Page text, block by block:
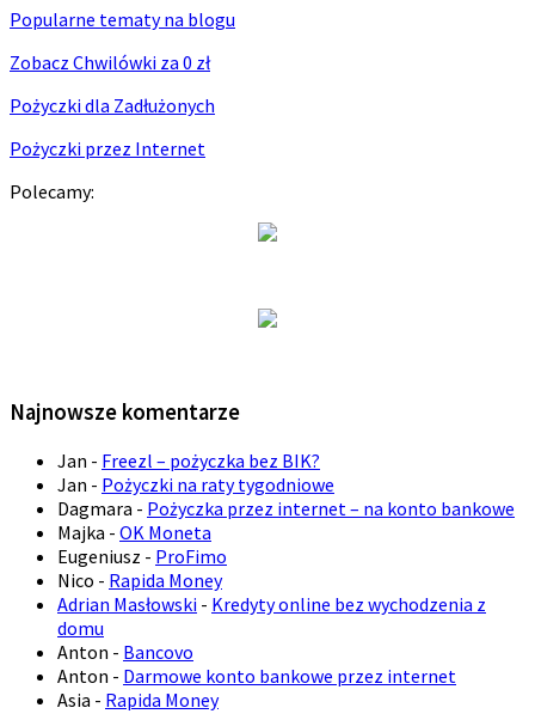
Popularne tematy na blogu
Zobacz Chwilówki za 0 zł
Pożyczki dla Zadłużonych
Pożyczki przez Internet
Polecamy:
Najnowsze komentarze
Jan - Freezl – pożyczka bez BIK?
Jan - Pożyczki na raty tygodniowe
Dagmara - Pożyczka przez internet – na konto bankowe
Majka - OK Moneta
Eugeniusz - ProFimo
Nico - Rapida Money
Adrian Masłowski - Kredyty online bez wychodzenia z
domu
Anton - Bancovo
Anton - Darmowe konto bankowe przez internet
Asia - Rapida Money